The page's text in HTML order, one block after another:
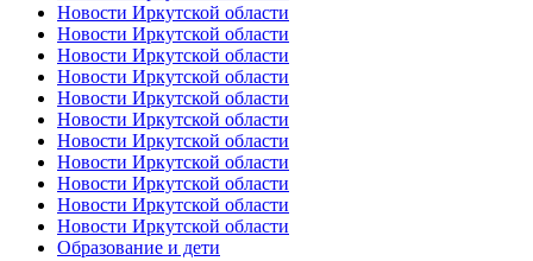
Новости Иркутской области
Новости Иркутской области
Новости Иркутской области
Новости Иркутской области
Новости Иркутской области
Новости Иркутской области
Новости Иркутской области
Новости Иркутской области
Новости Иркутской области
Новости Иркутской области
Новости Иркутской области
Образование и дети